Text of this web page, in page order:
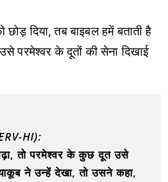
दिया, तब बाइबल हमें बताती है
परमेश्‍वर के दूतों की सेना दिखाई
HI):
तो परमेश्‍वर के कुछ दूत उसे
ने उन्हें देखा, तो उसने कहा,